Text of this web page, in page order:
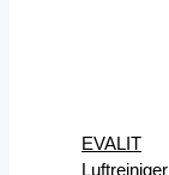
EVALIT
Luftreiniger